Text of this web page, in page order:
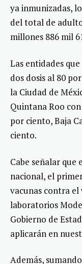
ya inmunizadas,
del total de
millones 886 mil
Las entidades
dos dosis al 80
la Ciudad de
Quintana Roo
por ciento, Baja
ciento.
Cabe señalar
nacional, el
vacunas contra el
laboratorios
Gobierno de
aplicarán en
Además,